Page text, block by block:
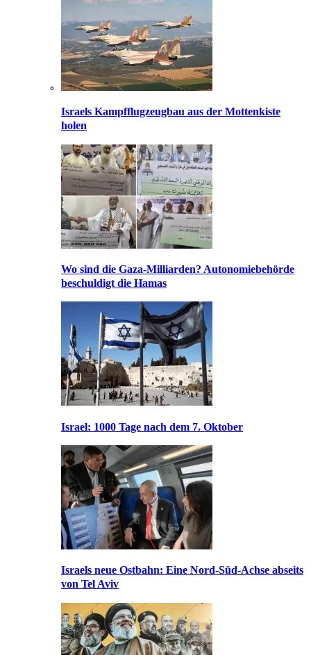
Israels Kampfflugzeugbau aus der Mottenkiste
holen
Wo sind die Gaza-Milliarden? Autonomiebehörde
beschuldigt die Hamas
Israel: 1000 Tage nach dem 7. Oktober
Israels neue Ostbahn: Eine Nord-Süd-Achse abseits
von Tel Aviv